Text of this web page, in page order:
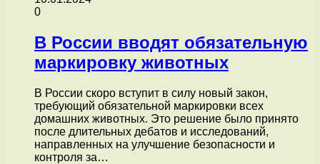
0
В России вводят обязательную
маркировку животных
В России скоро вступит в силу новый закон,
требующий обязательной маркировки всех
домашних животных. Это решение было принято
после длительных дебатов и исследований,
направленных на улучшение безопасности и
контроля за…